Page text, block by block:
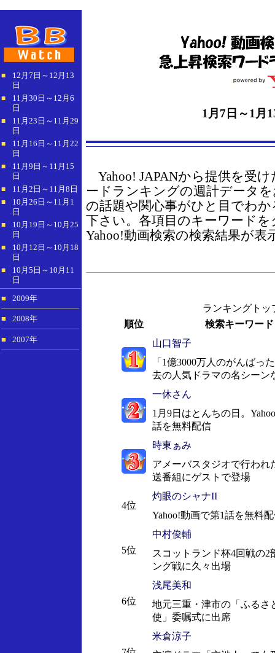
■
12月7日～12月13
日
■
11月30日～12月6
日
■
11月23日～11月29
日
■
11月16日～11月22
日
■
11月9日～11月15
日
■ 11月2日～11月8日
■
10月26日～11月1
日
■
10月19日～10月25
日
■
10月12日～10月18
日
■
10月5日～10月11
日
■ 2009年
■ 2008年
■ 2007年
1月7日～1月
Yahoo! JAPANから提供を受け
ードランキングの週計データ
の話題や関心事がひと目でわ
下さい。各項目のキーワード
Yahoo!動画検索の検索結果が表
ランキングトッ
順位
検索キーワード
山口智子
「1億3000万人のがんばっ
去の人気ドラマの名シーン
一休さん
1月9日はとんちの日。
話を無料配信
時東ぁみ
アメーバスタジオで行われ
送番組にゲストで登場
4位
灼眼のシャナII
Yahoo!動画で第1話を無料
5位
中村俊輔
スコットランド杯4回戦の2
ング戦に久々出場
6位
浅尾美和
地元三重・津市の「ふるさ
使」委嘱式に出席
米倉涼子